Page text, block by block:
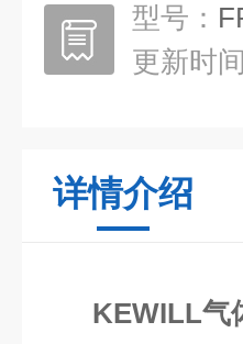
型号：
更新时间
详情介绍
KEWILL气